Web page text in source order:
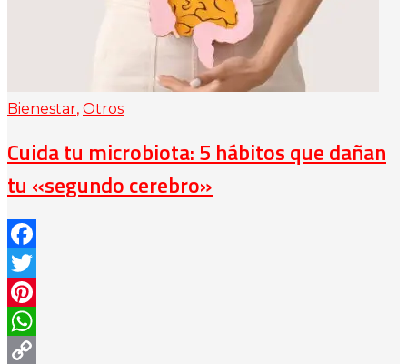
Bienestar, Otros
Cuida tu microbiota: 5 hábitos que dañan
tu «segundo cerebro»
Facebook
Twitter
Pinterest
WhatsApp